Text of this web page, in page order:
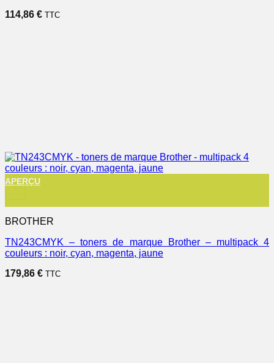
114,86 € TTC
+
APERÇU
BROTHER
TN243CMYK – toners de marque Brother – multipack 4
couleurs : noir, cyan, magenta, jaune
179,86 € TTC